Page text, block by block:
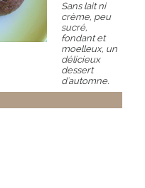
Sans lait ni
crème, peu
sucré,
fondant et
moelleux, un
délicieux
dessert
d'automne.